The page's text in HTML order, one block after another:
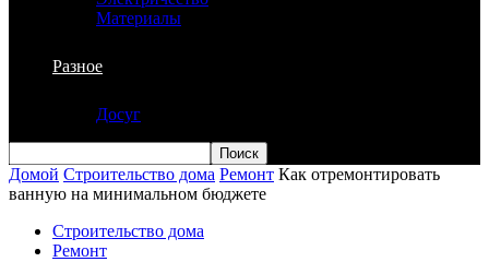
Материалы
Разное
Досуг
Домой Строительство дома Ремонт Как отремонтировать
ванную на минимальном бюджете
Строительство дома
Ремонт